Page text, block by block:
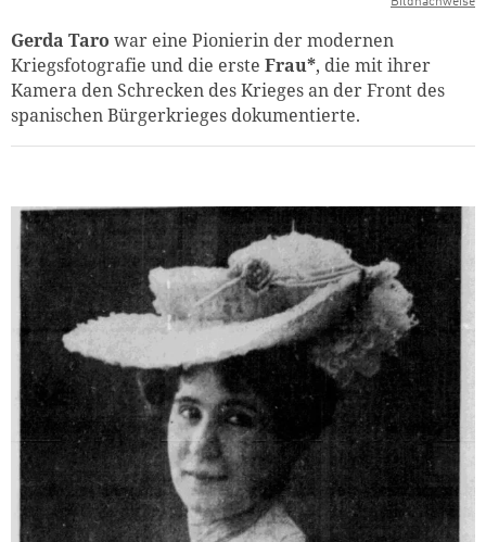
Gerda Taro war eine Pionierin der modernen
Kriegsfotografie und die erste Frau*, die mit ihrer
Kamera den Schrecken des Krieges an der Front des
spanischen Bürgerkrieges dokumentierte.